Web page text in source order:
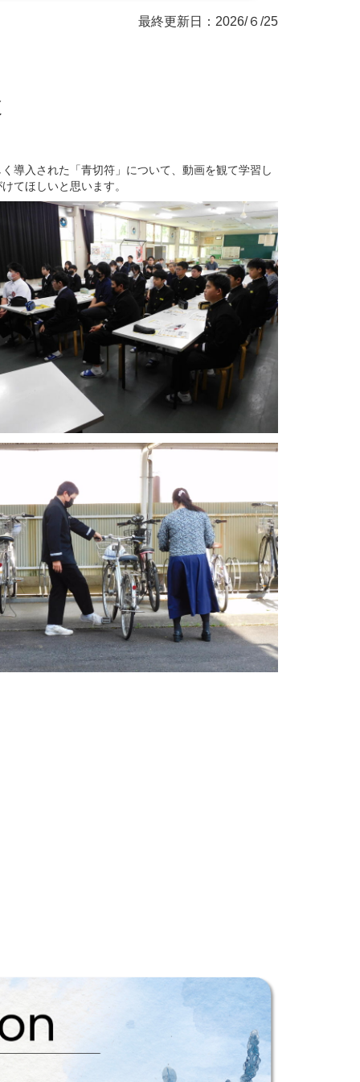
最終更新日：2026/６/25
入された「青切符」について、動画を観て学習し
てほしいと思います。